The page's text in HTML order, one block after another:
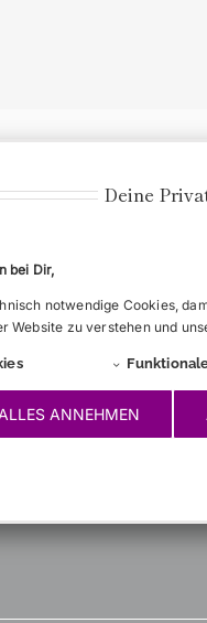
bei besonderen
Cerevis (Barett,
Pekesche
Schaftstiefel mit
Halbwichs oder
Weiße Hose
Deine
bei Dir,
notwendige Cookies,
Website zu verstehen und
ANNEHMEN